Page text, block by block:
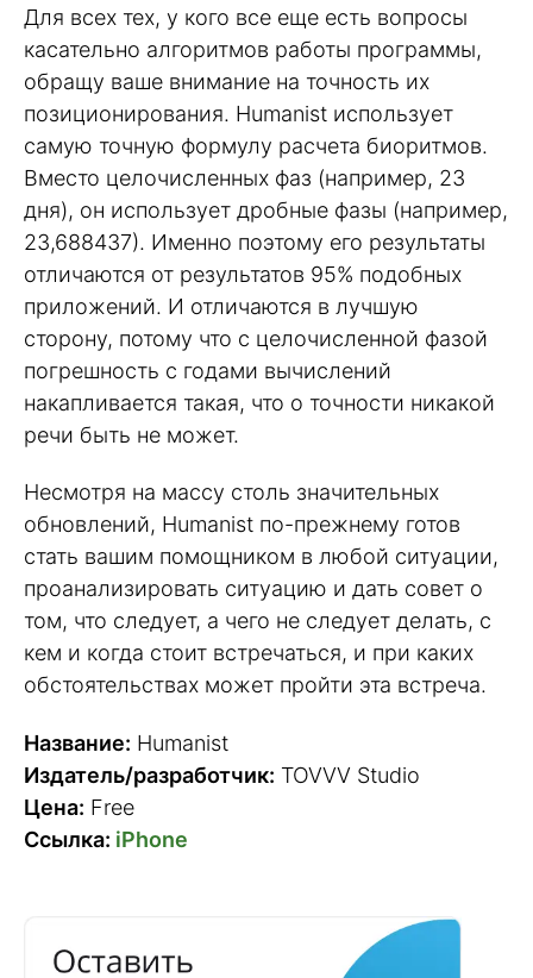
Для всех тех, у кого все еще есть вопросы
касательно алгоритмов работы программы,
обращу ваше внимание на точность их
позиционирования. Humanist использует
самую точную формулу расчета биоритмов.
Вместо целочисленных фаз (например, 23
дня), он использует дробные фазы (например,
23,688437). Именно поэтому его результаты
отличаются от результатов 95% подобных
приложений. И отличаются в лучшую
сторону, потому что с целочисленной фазой
погрешность с годами вычислений
накапливается такая, что о точности никакой
речи быть не может.
Несмотря на массу столь значительных
обновлений, Humanist по-прежнему готов
стать вашим помощником в любой ситуации,
проанализировать ситуацию и дать совет о
том, что следует, а чего не следует делать, с
кем и когда стоит встречаться, и при каких
обстоятельствах может пройти эта встреча.
Название: Humanist
Издатель/разработчик: TOVVV Studio
Цена: Free
Ссылка: iPhone